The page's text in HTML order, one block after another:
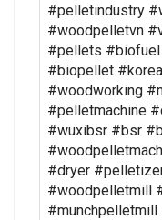
#pelletindustry
#woodpelletvn
#pellets
#biopellet
#woodworking
#pelletmachine
#wuxibsr #bsr
#dryer
#woodpelletmill